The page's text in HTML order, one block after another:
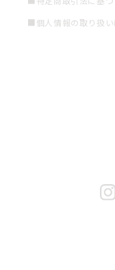
■個人情報の取り扱い